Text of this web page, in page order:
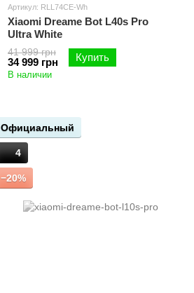
Артикул: RLL74CE-Wh
Xiaomi Dreame Bot L40s Pro
Ultra White
41 999 грн
34 999 грн Купить
В наличии
Официальный
4
−20%